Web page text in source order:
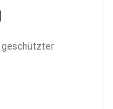
geschützter